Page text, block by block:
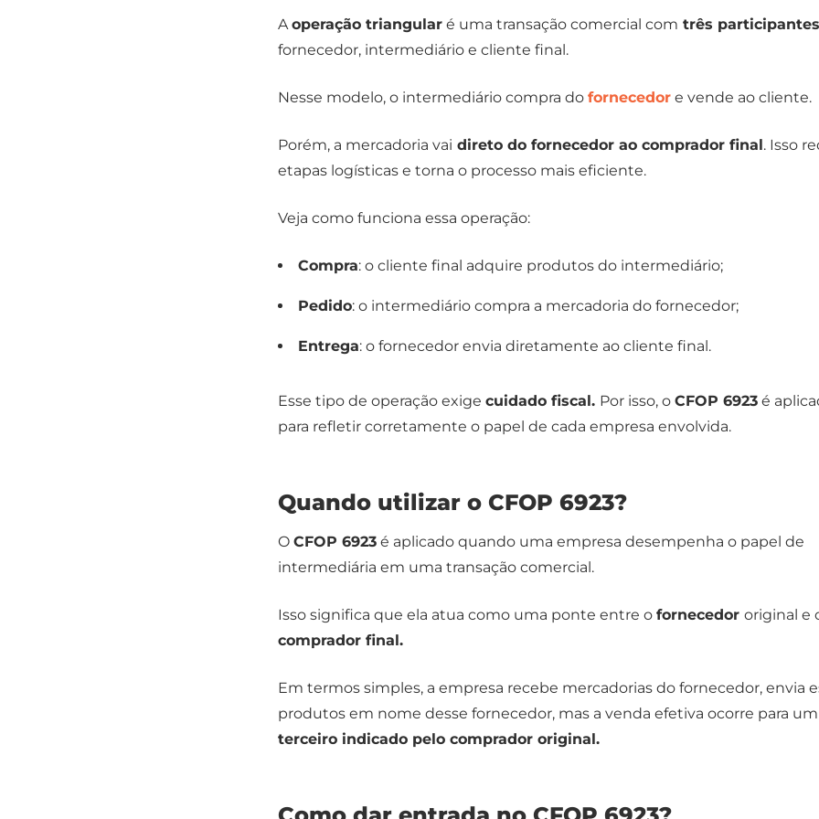
Aoperação triangular é uma transação comercial com três
fornecedor, intermediário e cliente final.
Nesse modelo, o intermediário compra do fornecedor e vende ao cliente.
Porém, a mercadoria vai direto do fornecedor ao comprador final. Isso
etapas logísticas e torna o processo mais eficiente.
Veja como funciona essa operação:
Compra: o cliente final adquire produtos do intermediário;
Pedido: o intermediário compra a mercadoria do fornecedor;
Entrega: o fornecedor envia diretamente ao cliente final.
Esse tipo de operação exige cuidado fiscal. Por isso, o CFOP 6923 é
para refletir corretamente o papel de cada empresa envolvida.
Quando utilizar o CFOP 6923?
O CFOP 6923 é aplicado quando uma empresa desempenha o papel de
intermediária em uma transação comercial.
Isso significa que ela atua como uma ponte entre o fornecedor original e
comprador final.
Em termos simples, a empresa recebe mercadorias do fornecedor, envia
produtos em nome desse fornecedor, mas a venda efetiva ocorre para um
terceiro indicado pelo comprador original.